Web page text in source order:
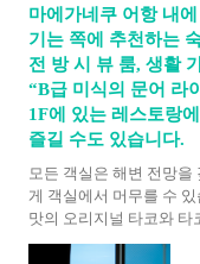
마에가네쿠 어항 내
기는 쪽에 추천하는
전 방 시 뷰 룸, 생활
“B급 미식의 문어 라
1F에 있는 레스토랑
즐길 수도 있습니다.
모든 객실은 해변 전망
게 객실에서 머무를 수
맛의 오리지널 타코와 타